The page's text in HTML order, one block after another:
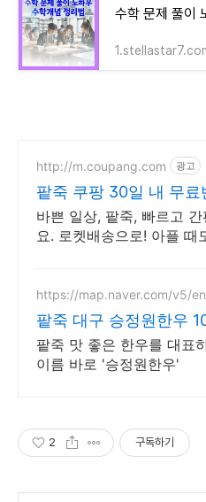
http://m.coupang.com 광고
팥죽 쿠팡 30일 내 무료
바쁜 일상, 팥죽, 빠르고
요. 로켓배송으로! 아플 때
https://map.naver.com/v5/
팥죽 대구 승정원한우
상의 한우 전통 맛집
팥죽 맛 좋은 한우를 대표
이름 바로 '승정원한우'
2 구독하기